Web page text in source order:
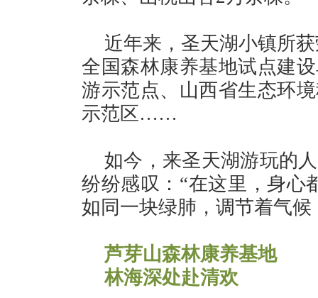
近年来，圣天湖小镇所
全国森林康养基地试点建
游示范点、山西省生态环
示范区……
如今，来圣天湖游玩的
纷纷感叹：“在这里，身心
如同一块绿肺，调节着气
芦芽山森林康养基地
林海深处赴清欢